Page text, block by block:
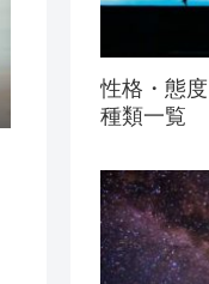
性格・態
種類一覧